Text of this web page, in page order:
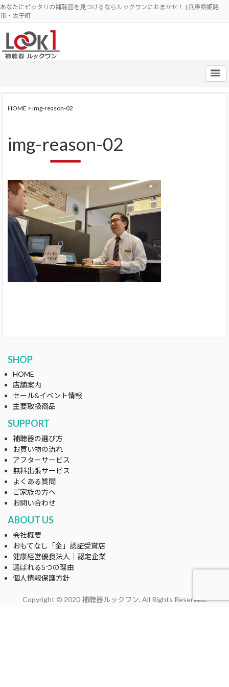
あなたにピッタリの補聴器を見つけるならルックワンにおまかせ！ | 兵庫県姫路
市・太子町
HOME >img-reason-02
img-reason-02
SHOP
HOME
店舗案内
セール&イベント情報
主要取扱商品
SUPPORT
補聴器の選び方
お買い物の流れ
アフターサービス
無料出張サービス
よくある質問
ご家族の方へ
お問い合わせ
ABOUT US
会社概要
おもてなし「金」認証受賞店
健康経営優良法人｜認定企業
選ばれる5つの理由
個人情報保護方針
Copyright © 2020 補聴器ルックワン, All Rights Reserved.